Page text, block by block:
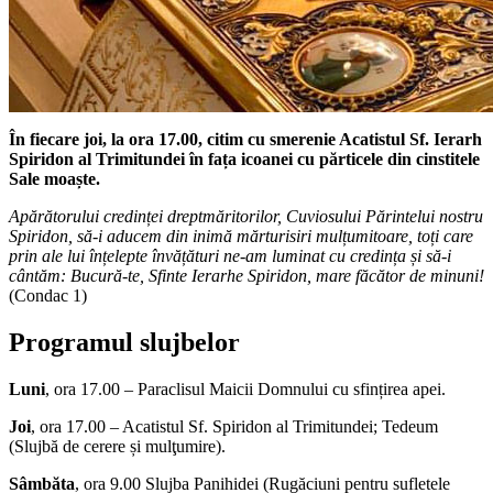
În fiecare joi, la ora 17.00, citim cu smerenie Acatistul Sf. Ierarh
Spiridon al Trimitundei în fața icoanei cu părticele din cinstitele
Sale moaște.
Apărătorului credinței dreptmăritorilor, Cuviosului Părintelui nostru
Spiridon, să-i aducem din inimă mărturisiri mulțumitoare, toți care
prin ale lui înțelepte învățături ne-am luminat cu credința și să-i
cântăm: Bucură-te, Sfinte Ierarhe Spiridon, mare făcător de minuni!
(Condac 1)
Programul slujbelor
Luni, ora 17.00 – Paraclisul Maicii Domnului cu sfințirea apei.
Joi, ora 17.00 – Acatistul Sf. Spiridon al Trimitundei; Tedeum
(Slujbă de cerere și mulţumire).
Sâmbăta, ora 9.00 Slujba Panihidei (Rugăciuni pentru sufletele